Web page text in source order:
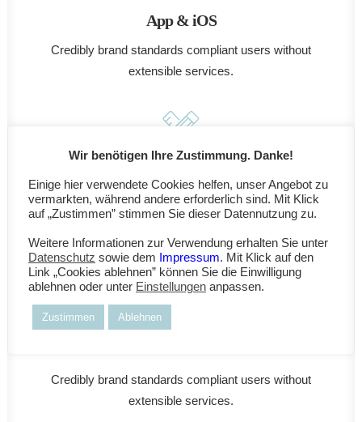
App & iOS
Credibly brand standards compliant users without
extensible services.
Graphic Design
Credibly brand standards compliant users without
Credibly brand standards compliant users without
extensible services.
Wir benötigen Ihre Zustimmung. Danke!
Einige hier verwendete Cookies helfen, unser Angebot zu
vermarkten, während andere erforderlich sind. Mit Klick
auf „Zustimmen” stimmen Sie dieser Datennutzung zu.
Weitere Informationen zur Verwendung erhalten Sie unter
Datenschutz sowie dem Impressum. Mit Klick auf den
Link „Cookies ablehnen” können Sie die Einwilligung
ablehnen oder unter Einstellungen anpassen.
Zustimmen Ablehnen